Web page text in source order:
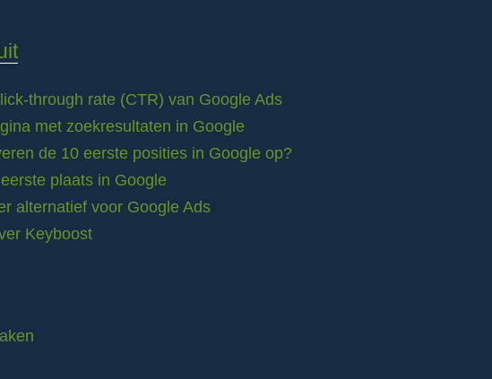
through rate (CTR) van Google Ads
met zoekresultaten in Google
de 10 eerste posities in Google op?
plaats in Google
alternatief voor Google Ads
Keyboost